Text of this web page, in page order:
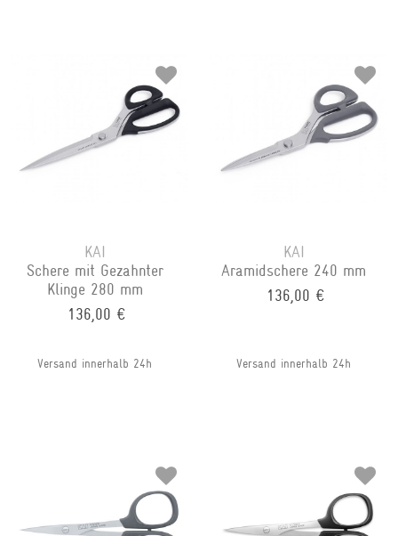
KAI
Schere mit Gezahnter
Klinge 280 mm
136,00 €
Versand innerhalb 24h
KAI
Aramidschere 240 mm
136,00 €
Versand innerhalb 24h